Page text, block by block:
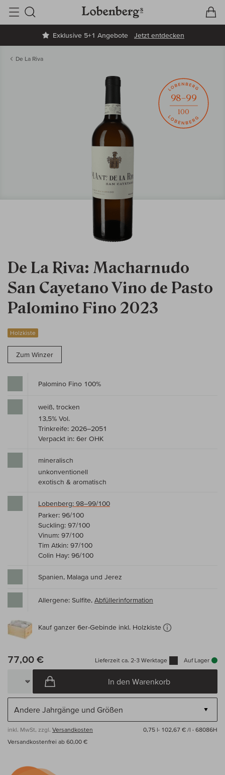
Exklusive 5+1 Angebote Jetzt entdecken
Suche
De La Riva
De La Riva: Macharnudo
San Cayetano Vino de Pasto
Palomino Fino 2023
Holzkiste
Zum Winzer
98–99
100
Palomino Fino 100%
weiß, trocken
13,5% Vol.
Trinkreife: 2026–2051
Verpackt in: 6er OHK
mineralisch
unkonventionell
exotisch & aromatisch
Lobenberg: 98–99/100
Parker: 96/100
Suckling: 97/100
Vinum: 97/100
Tim Atkin: 97/100
Colin Hay: 96/100
Spanien, Malaga und Jerez
Allergene: Sulfite, Abfüllerinformation
Kauf ganzer 6er-Gebinde inkl. Holzkiste
77,00 € Lieferzeit ca. 2-3 Werktage Auf Lager
In den Warenkorb
inkl. MwSt, zzgl. Versandkosten 0,75 l· 102,67 € /l · 68086H
Versandkostenfrei ab 60,00 €